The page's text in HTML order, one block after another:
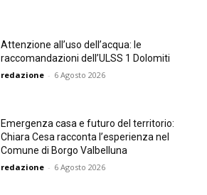
Attenzione all’uso dell’acqua: le
raccomandazioni dell’ULSS 1 Dolomiti
redazione - 6 Agosto 2026
Emergenza casa e futuro del territorio:
Chiara Cesa racconta l’esperienza nel
Comune di Borgo Valbelluna
redazione - 6 Agosto 2026